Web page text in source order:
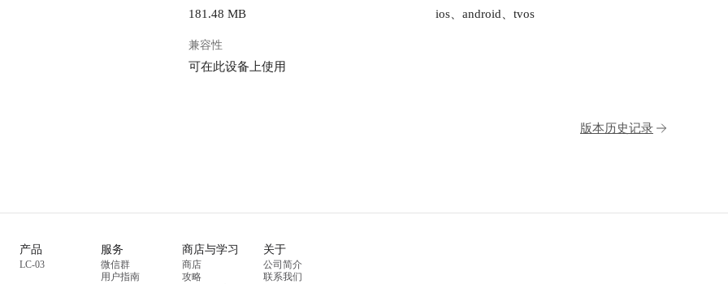
181.48 MB ios、android、tvos
兼容性
可在此设备上使用
版本历史记录
产品
LC-03
服务
微信群
用户指南
商店与学习
商店
攻略
关于
公司简介
联系我们